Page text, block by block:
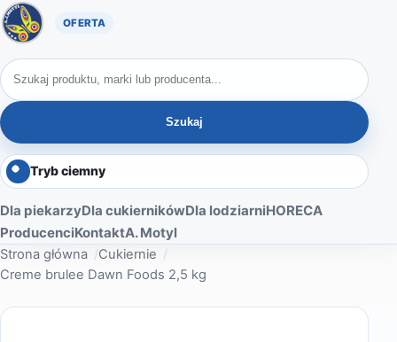
Oferta A. Motyl
Szukaj produktów
Szukaj
Tryb ciemny
Dla piekarzyDla cukiernikówDla lodziarniHORECA
ProducenciKontaktA. Motyl
Strona główna
Cukiernie
Creme brulee Dawn Foods 2,5 kg